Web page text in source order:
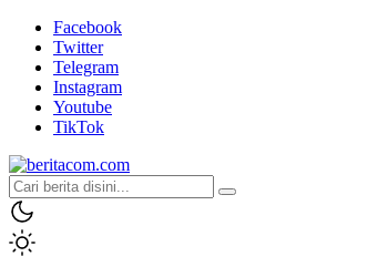
Facebook
Twitter
Telegram
Instagram
Youtube
TikTok
beritacom.com
bestnews